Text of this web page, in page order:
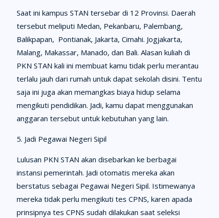
Saat ini kampus STAN tersebar di 12 Provinsi. Daerah
tersebut meliputi Medan, Pekanbaru, Palembang,
Balikpapan, Pontianak, Jakarta, Cimahi. Jogjakarta,
Malang, Makassar, Manado, dan Bali. Alasan kuliah di
PKN STAN kali ini membuat kamu tidak perlu merantau
terlalu jauh dari rumah untuk dapat sekolah disini. Tentu
saja ini juga akan memangkas biaya hidup selama
mengikuti pendidikan. Jadi, kamu dapat menggunakan
anggaran tersebut untuk kebutuhan yang lain.
5. Jadi Pegawai Negeri Sipil
Lulusan PKN STAN akan disebarkan ke berbagai
instansi pemerintah. Jadi otomatis mereka akan
berstatus sebagai Pegawai Negeri Sipil. Istimewanya
mereka tidak perlu mengikuti tes CPNS, karen apada
prinsipnya tes CPNS sudah dilakukan saat seleksi